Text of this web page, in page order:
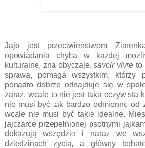
Jajo jest przeciwieństwem
opowiadania chyba w każdej
kulturalne, zna obyczaje, savoir vivre to
sprawa, pomaga wszystkim, którzy
ponadto dobrze odnajduje się w
zaraz, wcale to nie jest taka oczywista
nie musi być tak bardzo odmienne od
wcale nie musi być takie idealne.
jajczarce przepełnionej psotnymi
dokazują wszędzie i naraz we
dziedzinach życia, a główny